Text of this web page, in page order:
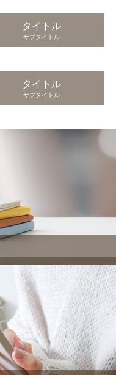
タイトル
サブタイトル
タイトル
サブタイトル